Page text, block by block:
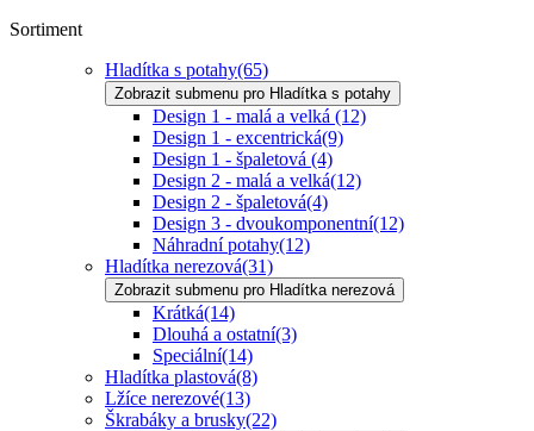
Sortiment
Hladítka s potahy(65)
Zobrazit submenu pro Hladítka s potahy
Design 1 - malá a velká (12)
Design 1 - excentrická(9)
Design 1 - špaletová (4)
Design 2 - malá a velká(12)
Design 2 - špaletová(4)
Design 3 - dvoukomponentní(12)
Náhradní potahy(12)
Hladítka nerezová(31)
Zobrazit submenu pro Hladítka nerezová
Krátká(14)
Dlouhá a ostatní(3)
Speciální(14)
Hladítka plastová(8)
Lžíce nerezové(13)
Škrabáky a brusky(22)